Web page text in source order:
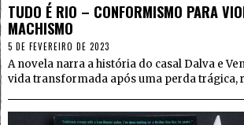
TUDO É RIO – CONFORMISMO PARA
MACHISMO
5 DE FEVEREIRO DE 2023
A novela narra a história do casal Dalva e
vida transformada após uma perda trágica,